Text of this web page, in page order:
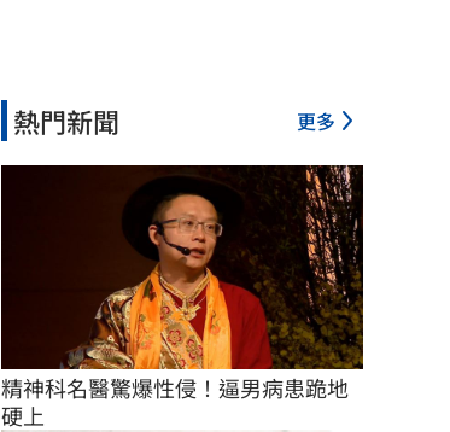
熱門新聞 更多
精神科名醫驚爆性侵！逼男病患跪地
硬上